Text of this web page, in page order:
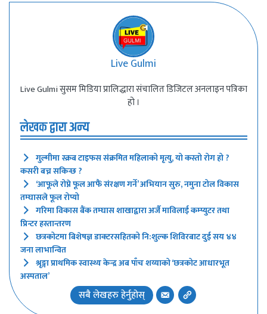
Live Gulmi
Live Gulmi सुसम मिडिया प्रालिद्धारा संचालित डिजिटल अनलाइन पत्रिका
हो ।
लेखक द्वारा अन्य
गुल्मीमा स्क्रब टाइफस संक्रमित महिलाको मृत्यु, यो कस्तो रोग हो ?
कसरी बच्न सकिन्छ ?
‘आफूले रोप्ने फूल आफैं संरक्षण गर्ने’ अभियान सुरु, नमुना टोल विकास
तम्घासले फूल रोप्यो
गरिमा विकास बैंक तम्घास शाखाद्वारा अर्जै माविलाई कम्प्युटर तथा
प्रिन्टर हस्तान्तरण
छत्रकोटमा बिशेषज्ञ डाक्टरसहितको नि:शुल्क शिविरबाट दुई सय ४४
जना लाभान्वित
श्रृङ्गा प्राथमिक स्वास्थ्य केन्द्र अब पाँच शय्याको ‘छत्रकोट आधारभूत
अस्पताल’
सबै लेखहरु हेर्नुहोस्